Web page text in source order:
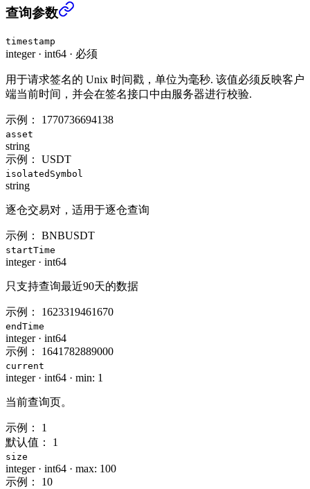
获取利息历史 (USER_DATA)
查询参数
timestamp
integer· int64 · 必须
用于请求签名的 Unix 时间戳，单位为毫秒. 该值必须反映客户
端当前时间，并会在签名接口中由服务器进行校验.
示例： 1770736694138
asset
string
示例：
USDT
isolatedSymbol
string
逐仓交易对，适用于逐仓查询
示例： BNBUSDT
startTime
integer· int64
只支持查询最近90天的数据
示例： 1623319461670
endTime
integer· int64
示例：
1641782889000
current
integer· int64 · min: 1
当前查询页。
示例：
1
默认值：
1
size
integer· int64 · max: 100
示例：
10